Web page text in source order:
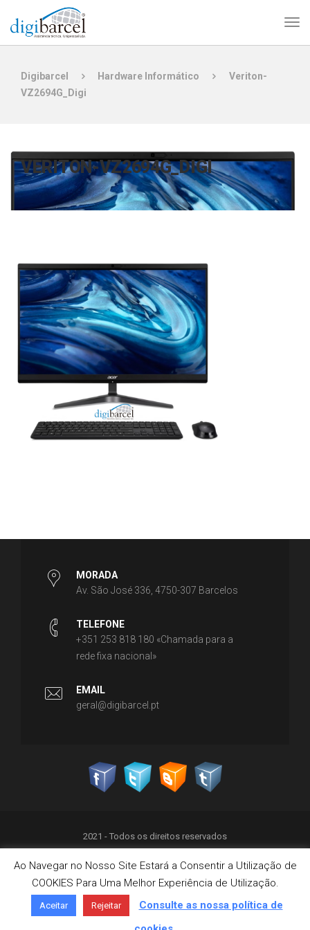
Digibarcel Hardware Informático
Veriton-
VZ2694G_Digi
VERITON-VZ2694G_DIGI
MORADA
Av. São José 336, 4750-307 Barcelos
TELEFONE
+351 253 818 180 «Chamada para a
rede fixa nacional»
EMAIL
geral@digibarcel.pt
2021 - Todos os direitos reservados
Política de Privacidade
Termos & Condições
Política de Cookies
Livro de Reclamações on-line
Ao Navegar no Nosso Site Estará a Consentir a Utilização de
COOKIES Para Uma Melhor Experiência de Utilização.
Aceitar Rejeitar
Consulte as nossa política de